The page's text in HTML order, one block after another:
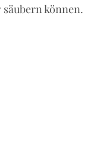
können.